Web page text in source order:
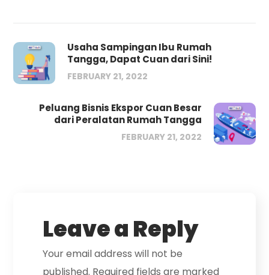
Usaha Sampingan Ibu Rumah
Tangga, Dapat Cuan dari Sini!
FEBRUARY 21, 2022
Peluang Bisnis Ekspor Cuan Besar
dari Peralatan Rumah Tangga
FEBRUARY 21, 2022
Leave a Reply
Your email address will not be
published. Required fields are marked